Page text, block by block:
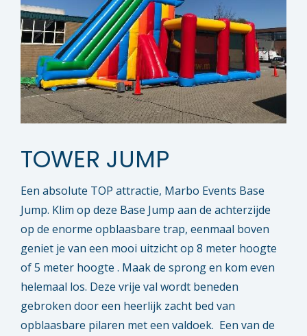
TOWER JUMP
Een absolute TOP attractie, Marbo Events Base
Jump. Klim op deze Base Jump aan de achterzijde
op de enorme opblaasbare trap, eenmaal boven
geniet je van een mooi uitzicht op 8 meter hoogte
of 5 meter hoogte . Maak de sprong en kom even
helemaal los. Deze vrije val wordt beneden
gebroken door een heerlijk zacht bed van
opblaasbare pilaren met een valdoek. Een van de